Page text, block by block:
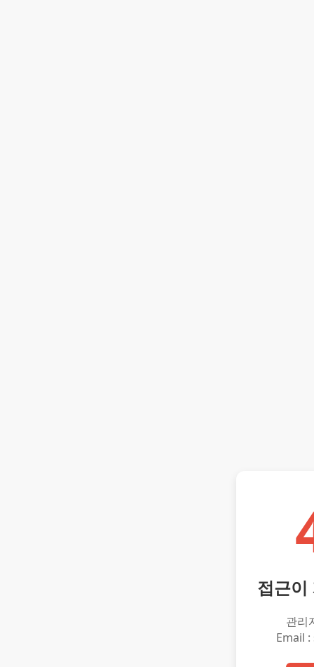
접근이
관리
Email